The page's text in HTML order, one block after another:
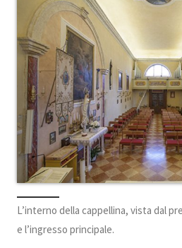
L’interno della cappellina, vista dal
e l’ingresso principale.